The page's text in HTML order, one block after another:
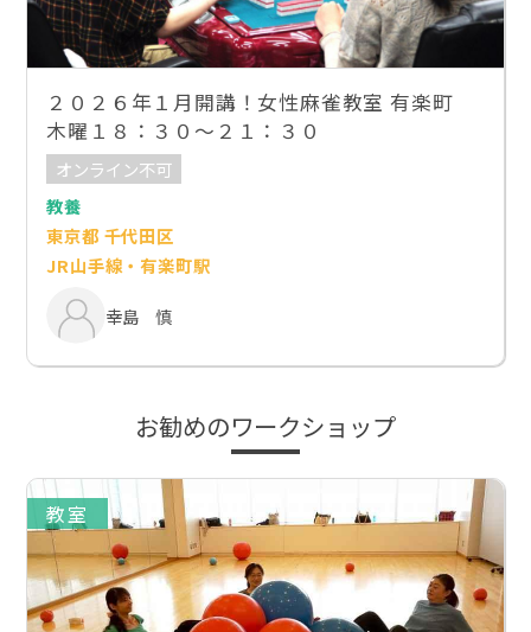
２０２６年１月開講！女性麻雀教室 有楽町
木曜１８：３０〜２１：３０
オンライン不可
教養
東京都 千代田区
JR山手線・有楽町駅
幸島 慎
お勧めのワークショップ
教室